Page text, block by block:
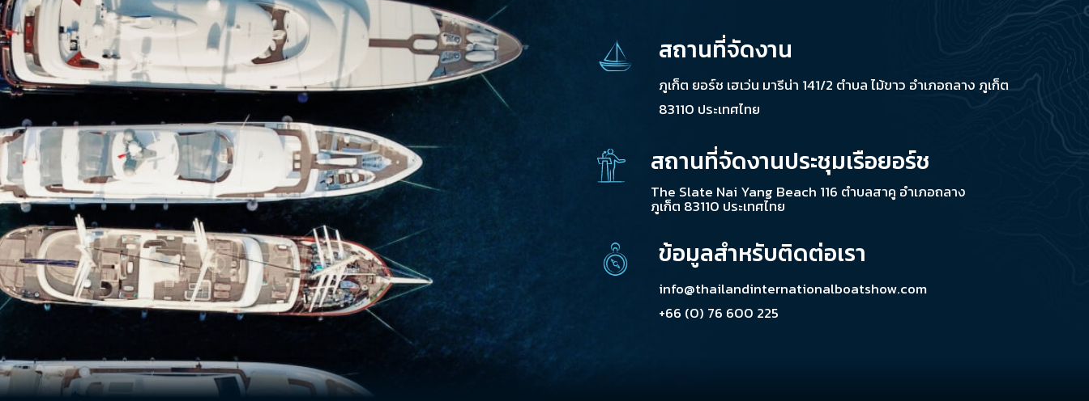
สถานที่จัดงาน
ภูเก็ต ยอร์ช เฮเว่น มารีน่า 141/2 ตำบล ไม้ขาว อำเภอถลาง ภูเก็ต
83110 ประเทศไทย
สถานที่จัดงานประชุมเรือยอร์ช
The Slate Nai Yang Beach 116 ตำบลสาคู อำเภอถลาง
ภูเก็ต 83110 ประเทศไทย
ข้อมูลสำหรับติดต่อเรา
info@thailandinternationalboatshow.com
+66 (0) 76 600 225